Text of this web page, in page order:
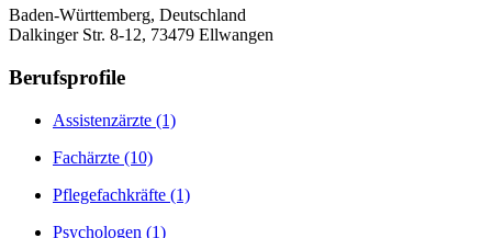
Baden-Württemberg, Deutschland
Dalkinger Str. 8-12, 73479 Ellwangen
Berufsprofile
Assistenzärzte (1)
Fachärzte (10)
Pflegefachkräfte (1)
Psychologen (1)